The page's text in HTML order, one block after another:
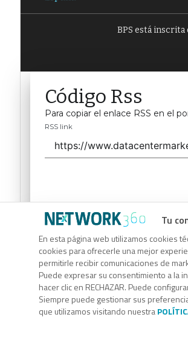
Tu
En esta página web utilizamos cookies
cookies para ofrecerle una mejor
permitirle recibir comunicaciones de
Puede expresar su consentimiento a la
hacer clic en RECHAZAR. Puede
Siempre puede gestionar sus
que utilizamos visitando nuestra
BPS está
Código Rss
Para copiar el enlace RSS en el
RSS link
Código Rss
Para copiar el enlace RSS en el